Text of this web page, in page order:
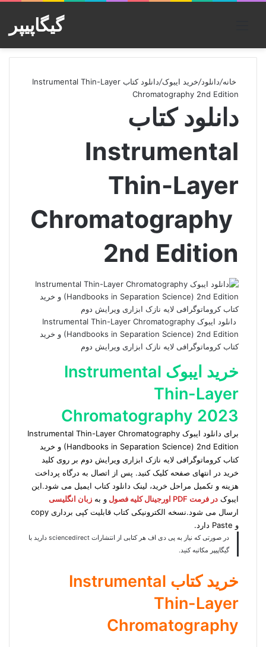
گیگاپیپر
خانه/دانلود/خرید ایبوک/
دانلود کتاب Instrumental Thin-Layer
Chromatography 2nd Edition
دانلود کتاب
Instrumental
Thin-Layer
Chromatography
2nd Edition
دانلود ایبوک Instrumental Thin-Layer Chromatography
(Handbooks in Separation Science) 2nd Edition و خرید
کتاب کروماتوگرافی لایه نازک ابزاری ویرایش دوم
خرید ایبوک Instrumental
Thin-Layer
Chromatography 2023
برای دانلود ایبوک Instrumental Thin-Layer Chromatography
(Handbooks in Separation Science) 2nd Edition و خرید
کتاب کروماتوگرافی لایه نازک ابزاری ویرایش دوم بر روی کلید
خرید در انتهای صفحه کلیک کنید. پس از اتصال به درگاه پرداخت
هزینه و تکمیل مراحل خرید، لینک دانلود کتاب ایمیل می شود.این
ایبوک در فرمت PDF اورجینال کلیه فصول و به زبان انگلیسی
ارسال می شود.نسخه الکترونیکی کتاب قابلیت کپی برداری copy
و Paste دارد.
در صورتی که نیاز به پی دی اف هر کتابی از انتشارات ‎ sciencedirectدارید با
گیگاپیپر مکاتبهکنید.
خرید کتاب Instrumental
Thin-Layer
Chromatography